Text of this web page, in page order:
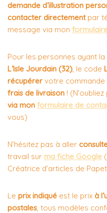
demande d’illustration
contacter directementpar
message via mon
Pour les personnes ayant
L’Isle Jourdain (32), le code
récupérer votre commande
frais de livraison ! (N’oubliez
via mon formulaire de
vous)
N’hésitez pas à aller
travail sur ma fiche Google
Créatrice d’articles de
Le prix indiqué est le prix à
postales, tous modèles